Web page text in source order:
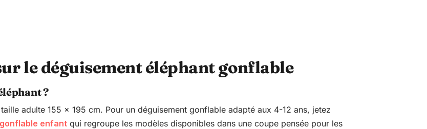
le déguisement éléphant gonflable
?
adulte 155 x 195 cm. Pour un déguisement gonflable adapté aux 4-12 ans, jetez
enfant qui regroupe les modèles disponibles dans une coupe pensée pour les